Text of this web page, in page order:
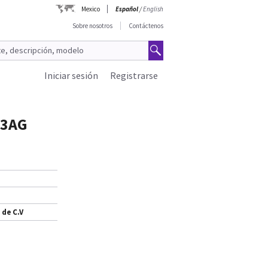
Mexico Español/English
Sobre nosotros
Contáctenos
Registrarse
Iniciar sesión
C.V